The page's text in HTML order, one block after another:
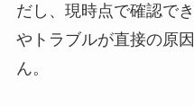
だし、現時点で確認で
やトラブルが直接の原
ん。